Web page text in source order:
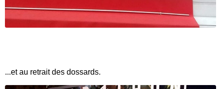
...et au retrait des dossards.